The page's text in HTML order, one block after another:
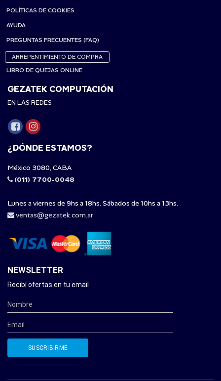
POLÍTICAS DE COOKIES
AYUDA
PREGUNTAS FRECUENTES (FAQ)
ARREPENTIMIENTO DE COMPRA
LIBRO DE QUEJAS ONLINE
GEZATEK COMPUTACIÓN
EN LAS REDES
¿DÓNDE ESTAMOS?
México 3080, CABA
(011) 7700-0048
Lunes a viernes de 9hs a 18hs. Sábados de 10hs a 13hs.
ventas@gezatek.com.ar
NEWSLETTER
Recibí ofertas en tu email